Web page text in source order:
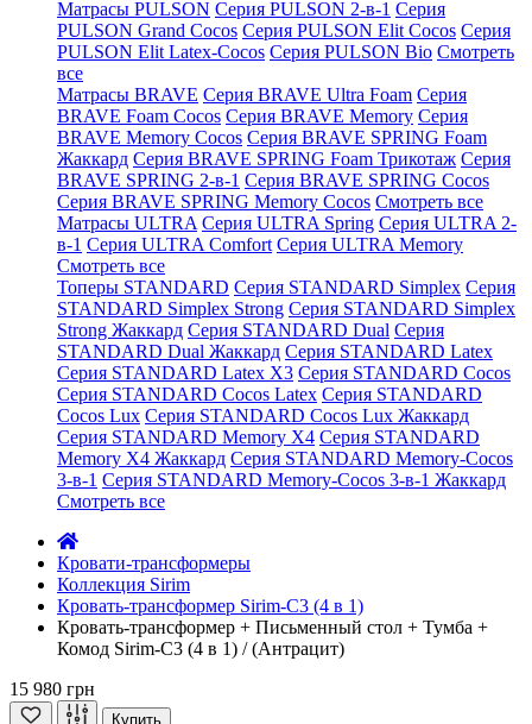
Матрасы PULSON Серия PULSON 2-в-1 Серия
PULSON Grand Cocos Серия PULSON Elit Cocos Серия
PULSON Elit Latex-Cocos Серия PULSON Bio Смотреть
все
Матрасы BRAVE Серия BRAVE Ultra Foam Серия
BRAVE Foam Cocos Серия BRAVE Memory Серия
BRAVE Memory Cocos Серия BRAVE SPRING Foam
Жаккард Серия BRAVE SPRING Foam Трикотаж Серия
BRAVE SPRING 2-в-1 Серия BRAVE SPRING Cocos
Серия BRAVE SPRING Memory Cocos Смотреть все
Матрасы ULTRA Серия ULTRA Spring Серия ULTRA 2-
в-1 Серия ULTRA Comfort Серия ULTRA Memory
Смотреть все
Топеры STANDARD Серия STANDARD Simplex Серия
STANDARD Simplex Strong Серия STANDARD Simplex
Strong Жаккард Серия STANDARD Dual Серия
STANDARD Dual Жаккард Серия STANDARD Latex
Серия STANDARD Latex X3 Серия STANDARD Cocos
Серия STANDARD Cocos Latex Серия STANDARD
Cocos Lux Серия STANDARD Cocos Lux Жаккард
Серия STANDARD Memory X4 Серия STANDARD
Memory X4 Жаккард Серия STANDARD Memory-Cocos
3-в-1 Серия STANDARD Memory-Cocos 3-в-1 Жаккард
Смотреть все
Кровати-трансформеры
Коллекция Sirim
Кровать-трансформер Sirim-C3 (4 в 1)
Кровать-трансформер + Письменный стол + Тумба +
Комод Sirim-C3 (4 в 1) / (Антрацит)
15 980 грн
Купить